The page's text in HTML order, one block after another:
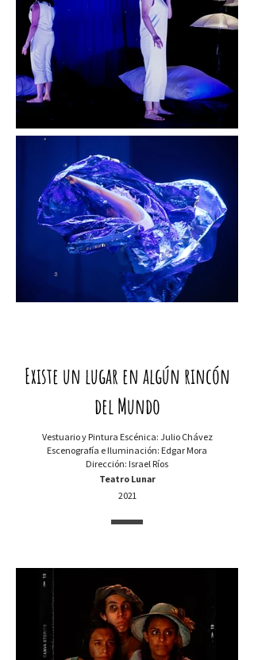
Existe un lugar en algún rincón
del Mundo
Vestuario y Pintura Escénica: Julio Chávez
Escenografía e Iluminación: Edgar Mora
Dirección: Israel Ríos
Teatro Lunar
2021